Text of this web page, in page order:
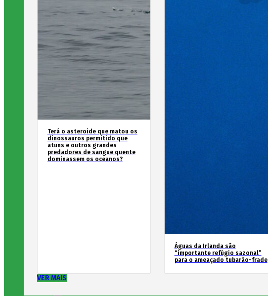
Terá o asteroide que matou os
dinossauros permitido que
atuns e outros grandes
predadores de sangue quente
dominassem os oceanos?
Águas da Irlanda são
“importante refúgio sazonal”
para o ameaçado tubarão-frade
VER MAIS